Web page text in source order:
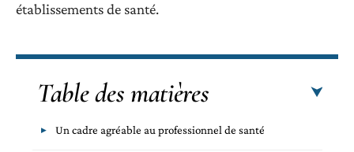
établissements de santé.
Table des matières
Un cadre agréable au professionnel de santé